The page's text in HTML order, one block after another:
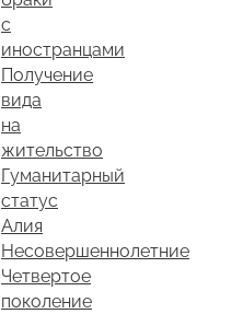
с
иностранцами
Получение
вида
на
жительство
Гуманитарный
статус
Алия
Несовершеннолетние
Четвертое
поколение